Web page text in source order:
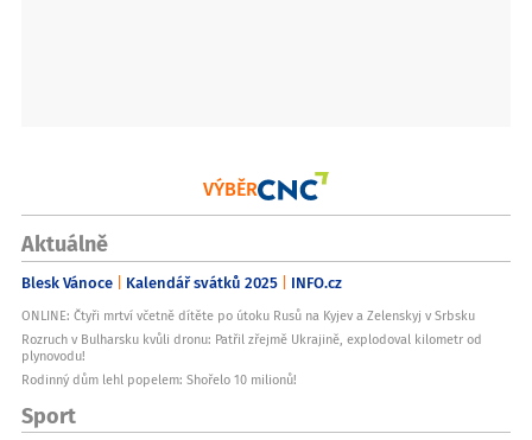
VÝBĚR
Aktuálně
Blesk Vánoce Kalendář svátků 2025 INFO.cz
ONLINE: Čtyři mrtví včetně dítěte po útoku Rusů na Kyjev a Zelenskyj v Srbsku
Rozruch v Bulharsku kvůli dronu: Patřil zřejmě Ukrajině, explodoval kilometr od
plynovodu!
Rodinný dům lehl popelem: Shořelo 10 milionů!
Sport